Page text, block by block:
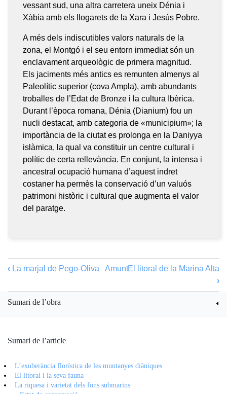
vessant sud, una altra carretera uneix Dénia i
Xàbia amb els llogarets de la Xara i Jesús Pobre.
A més dels indiscutibles valors naturals de la
zona, el Montgó i el seu entorn immediat són un
enclavament arqueològic de primera magnitud.
Els jaciments més antics es remunten almenys al
Paleolític superior (cova Ampla), amb abundants
troballes de l’Edat de Bronze i la cultura Ibèrica.
Durant l’època romana, Dénia (Dianium) fou un
nucli destacat, amb categoria de «municipium»; la
importància de la ciutat es prolonga en la Daniyya
islàmica, la qual va constituir un centre cultural i
polític de certa rellevància. En conjunt, la intensa i
ancestral ocupació humana d’aquest indret
costaner ha permès la conservació d’un valuós
patrimoni històric i cultural que augmenta el valor
del paratge.
‹ La marjal de Pego-Oliva AmuntEl litoral de la Marina Alta
›
Sumari de l’obra
Sumari de l’article
L’exuberància florística de les muntanyes diàniques
El litoral i la seva fauna
La riquesa i varietat dels fons submarins